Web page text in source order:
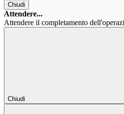
Chiudi
Attendere...
Attendere il completamento
Chiudi